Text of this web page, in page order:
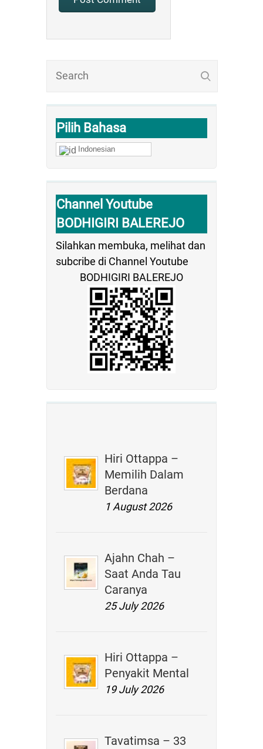
Pilih Bahasa
Indonesian
Channel Youtube
BODHIGIRI BALEREJO
Silahkan membuka, melihat dan
subcribe di Channel Youtube
BODHIGIRI BALEREJO
Hiri Ottappa –
Memilih Dalam
Berdana
1 August 2026
Ajahn Chah –
Saat Anda Tau
Caranya
25 July 2026
Hiri Ottappa –
Penyakit Mental
19 July 2026
Tavatimsa – 33